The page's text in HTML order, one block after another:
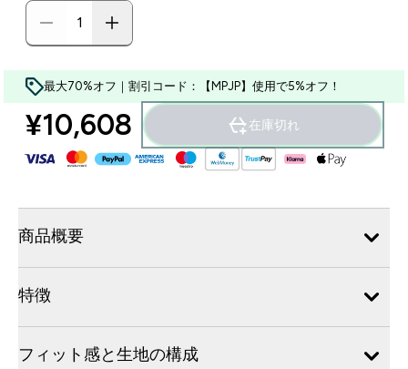
最大70%オフ｜割引コード：【MPJP】使用で5%オフ！
¥10,608‎ 在庫切れ
商品概要
特徴
フィット感と生地の構成